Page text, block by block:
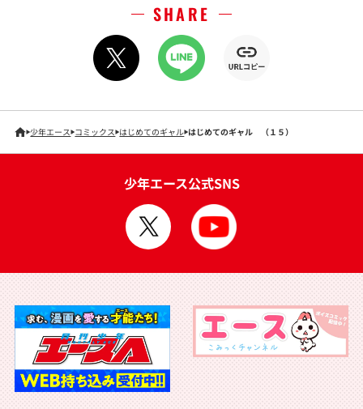
SHARE
少年エース コミックス はじめてのギャル はじめてのギャル （１５）
少年エース公式SNS